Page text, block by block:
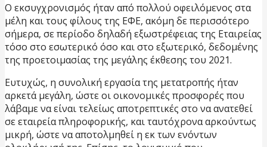
Ο εκσυγχρονισμός ήταν από πολλού οφειλόμενος στα
μέλη και τους φίλους της ΕΦΕ, ακόμη δε περισσότερο
σήμερα, σε περίοδο δηλαδή εξωστρέφειας της Εταιρείας
τόσο στο εσωτερικό όσο και στο εξωτερικό, δεδομένης
της προετοιμασίας της μεγάλης έκθεσης του 2021.
Ευτυχώς, η συνολική εργασία της μετατροπής ήταν
αρκετά μεγάλη, ώστε οι οικονομικές προσφορές που
λάβαμε να είναι τελείως αποτρεπτικές στο να ανατεθεί
σε εταιρεία πληροφορικής, και ταυτόχρονα αρκούντως
μικρή, ώστε να αποτολμηθεί η εκ των ενόντων